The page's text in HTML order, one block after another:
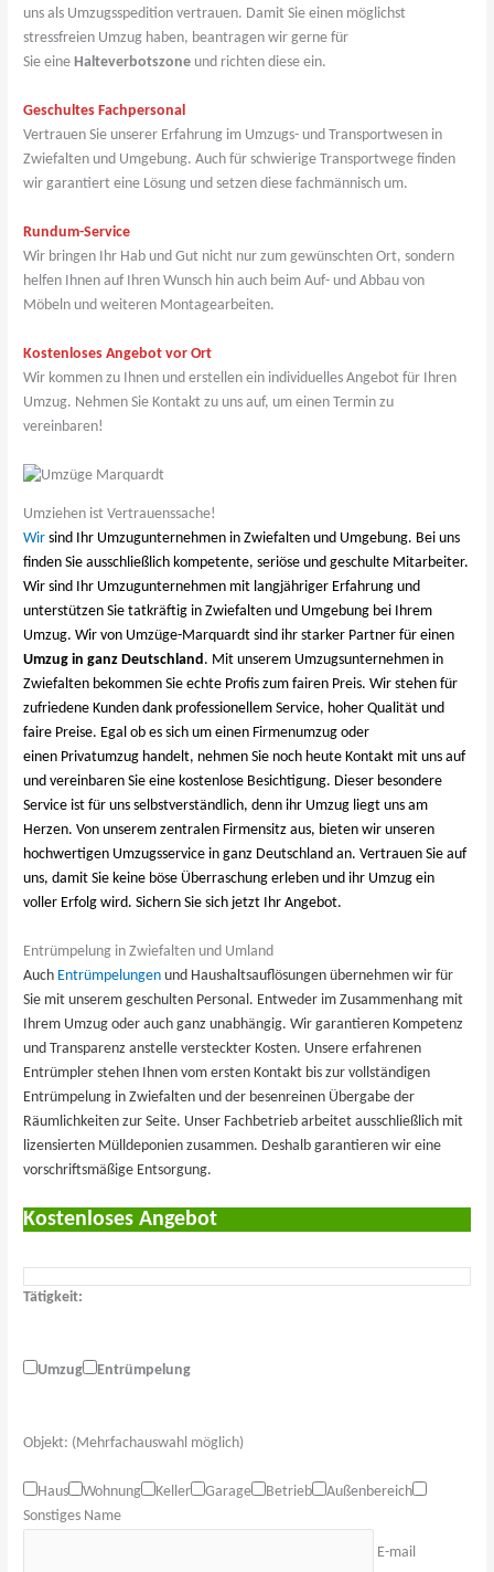
uns als Umzugsspedition vertrauen. Damit Sie einen möglichst
stressfreien Umzug haben, beantragen wir gerne für
Sie eine Halteverbotszone und richten diese ein.
Geschultes Fachpersonal
Vertrauen Sie unserer Erfahrung im Umzugs- und Transportwesen in
Zwiefalten und Umgebung. Auch für schwierige Transportwege finden
wir garantiert eine Lösung und setzen diese fachmännisch um.
Rundum-Service
Wir bringen Ihr Hab und Gut nicht nur zum gewünschten Ort, sondern
helfen Ihnen auf Ihren Wunsch hin auch beim Auf- und Abbau von
Möbeln und weiteren Montagearbeiten.
Kostenloses Angebot vor Ort
Wir kommen zu Ihnen und erstellen ein individuelles Angebot für Ihren
Umzug. Nehmen Sie Kontakt zu uns auf, um einen Termin zu
vereinbaren!
Umziehen ist Vertrauenssache!
Wir sind Ihr Umzugunternehmen in Zwiefalten und Umgebung. Bei uns
finden Sie ausschließlich kompetente, seriöse und geschulte Mitarbeiter.
Wir sind Ihr Umzugunternehmen mit langjähriger Erfahrung und
unterstützen Sie tatkräftig in Zwiefalten und Umgebung bei Ihrem
Umzug. Wir von Umzüge-Marquardt sind ihr starker Partner für einen
Umzug in ganz Deutschland . Mit unserem Umzugsunternehmen in
Zwiefalten bekommen Sie echte Profis zum fairen Preis. Wir stehen für
zufriedene Kunden dank professionellem Service, hoher Qualität und
faire Preise. Egal ob es sich um einen Firmenumzug oder
einen Privatumzug handelt, nehmen Sie noch heute Kontakt mit uns auf
und vereinbaren Sie eine kostenlose Besichtigung. Dieser besondere
Service ist für uns selbstverständlich, denn ihr Umzug liegt uns am
Herzen. Von unserem zentralen Firmensitz aus, bieten wir unseren
hochwertigen Umzugsservice in ganz Deutschland an. Vertrauen Sie auf
uns, damit Sie keine böse Überraschung erleben und ihr Umzug ein
voller Erfolg wird. Sichern Sie sich jetzt Ihr Angebot.
Entrümpelung in Zwiefalten und Umland
Auch Entrümpelungen und Haushaltsauflösungen übernehmen wir für
Sie mit unserem geschulten Personal. Entweder im Zusammenhang mit
Ihrem Umzug oder auch ganz unabhängig. Wir garantieren Kompetenz
und Transparenz anstelle versteckter Kosten. Unsere erfahrenen
Entrümpler stehen Ihnen vom ersten Kontakt bis zur vollständigen
Entrümpelung in Zwiefalten und der besenreinen Übergabe der
Räumlichkeiten zur Seite. Unser Fachbetrieb arbeitet ausschließlich mit
lizensierten Mülldeponien zusammen. Deshalb garantieren wir eine
vorschriftsmäßige Entsorgung.
Kostenloses Angebot
Tätigkeit:
Umzug Entrümpelung
Objekt: (Mehrfachauswahl möglich)
Haus Wohnung Keller Garage Betrieb
Außenbereich
Sonstiges Name
E-mail